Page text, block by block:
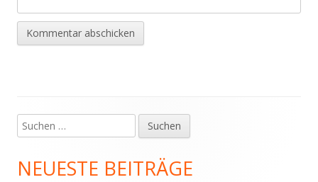
Haupt-
Seitenleiste
Suchen
nach:
NEUESTE BEITRÄGE